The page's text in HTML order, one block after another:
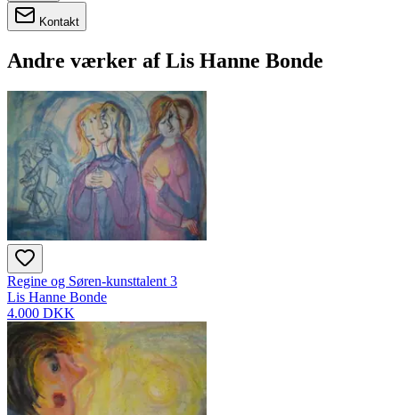
Kontakt
Andre værker afLis Hanne Bonde
Regine og Søren-kunsttalent 3
Lis Hanne Bonde
4.000 DKK